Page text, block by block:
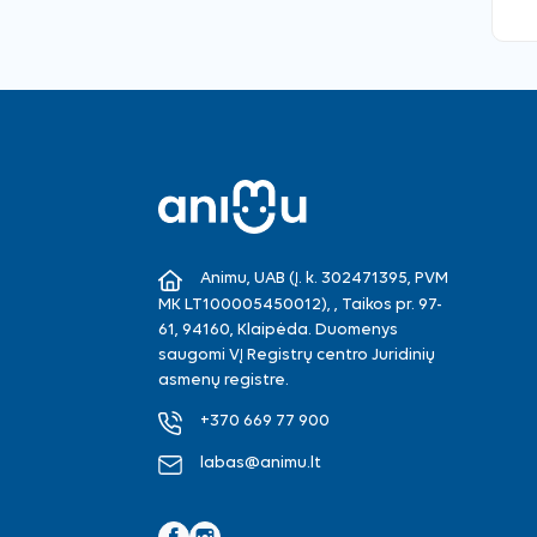
Animu, UAB (Į. k. 302471395, PVM
MK LT100005450012), , Taikos pr. 97-
61, 94160, Klaipėda. Duomenys
saugomi VĮ Registrų centro Juridinių
asmenų registre.
+370 669 77 900
labas@animu.lt